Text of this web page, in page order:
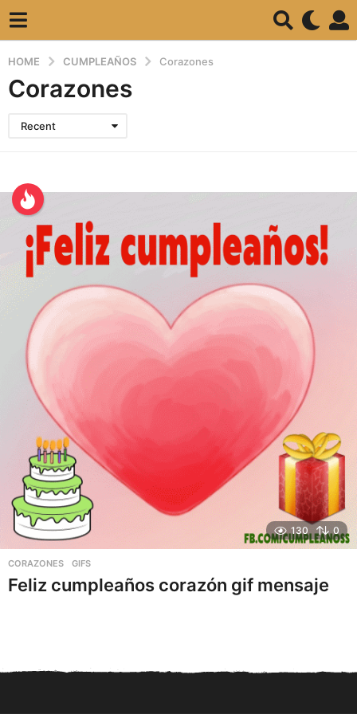
HOME CUMPLEAÑOS Corazones
Corazones
Recent
130 0
CORAZONES ,GIFS
Feliz cumpleaños corazón gif mensaje